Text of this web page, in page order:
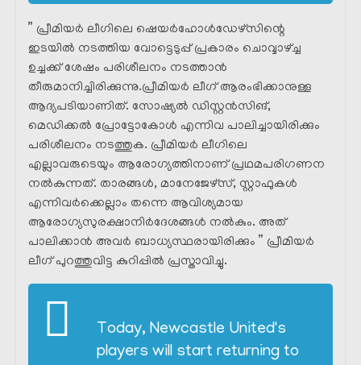
” പ്രീമിയർ ലീഗിലെ ഷെയർഹോൾഡേഴ്‌സിന്റെ
ഇടയിൽ നടത്തിയ വോട്ടെടുപ്പ് പ്രകാരം ചൊവ്വാഴ്ച്ച
ഉച്ചക്ക് ശേഷം പരിശീലനം നടത്താൻ
തീരുമാനിച്ചിരിക്കുന്നു.പ്രീമിയർ ലീഗ് ആരംഭിക്കാനുള്ള
ആദ്യപടിയാണിത്. സോഷ്യൽ ഡിസ്റ്റൻസിങ്,
മെഡിക്കൽ പ്രോട്ടോകോൾ എന്നിവ പാലിച്ചായിരിക്കും
പരിശീലനം നടത്തുക. പ്രീമിയർ ലീഗിലെ
എല്ലാവരുടെയും ആരോഗ്യത്തിനാണ് പ്രഥമപരിഗണന
നൽകുന്നത്. താരങ്ങൾ, മാനേജേഴ്സ്, സ്റ്റാഫുകൾ
എന്നിവർക്കെല്ലാം തന്നെ ആവിശ്യമായ
ആരോഗ്യസുരക്ഷാനിർദേശങ്ങൾ നൽകും. അത്
പാലിക്കാൻ അവർ ബാധ്യസ്ഥരായിരിക്കും ” പ്രീമിയർ
ലീഗ് പുറത്തുവിട്ട കുറിപ്പിൽ പ്രസ്താവിച്ചു.
Today, Newcastle United's
players will start returning to